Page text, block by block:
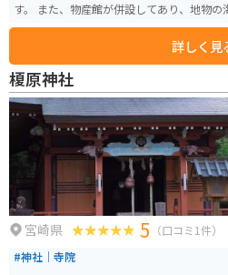
す。 また、物産館が併設してあり、地物
ルダーなど珍品お土産があったりするので
醍醐味であるソフトクリームもあるので、
です。 平日、休日ともにランチタイムは
余裕をもって食事を楽しめます。
詳しく見
榎原神社
宮崎県 5 （口コミ1件）
#神社｜寺院